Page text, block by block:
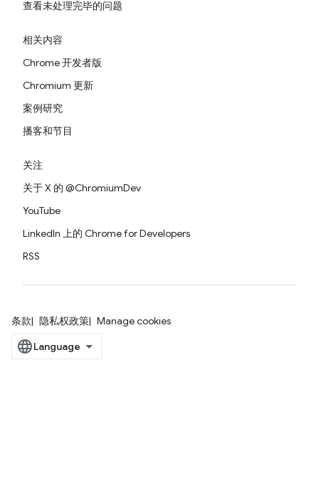
查看未处理完毕的问题
相关内容
Chrome 开发者版
Chromium 更新
案例研究
播客和节目
关注
关于 X 的 @ChromiumDev
YouTube
LinkedIn 上的 Chrome for Developers
RSS
条款 隐私权政策 Manage cookies